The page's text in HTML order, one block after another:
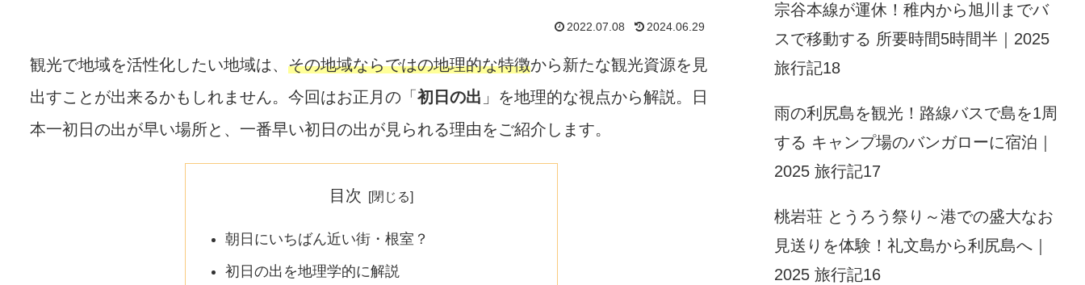
2022.07.08 2024.06.29
観光で地域を活性化したい地域は、 その地域ならではの地理的な特徴から新たな観光資源を見
出すことが出来るかもしれません。今回はお正月の「初日の出 」を地理的な視点から解説。日
本一初日の出が早い場所と、一番早い初日の出が見られる理由をご紹介します。
目次
朝日にいちばん近い街・根室？
初日の出を地理学的に解説
宗谷本線が運休！稚内から旭川までバ
スで移動する 所要時間5時間半｜2025
旅行記18
雨の利尻島を観光！路線バスで島を1周
する キャンプ場のバンガローに宿泊｜
2025 旅行記17
桃岩荘 とうろう祭り～港での盛大なお
見送りを体験！礼文島から利尻島へ｜
2025 旅行記16